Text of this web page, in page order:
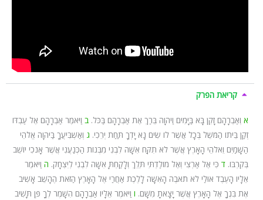
קריאת הפרק
א וְאַבְרָהָם זָקֵן בָּא בַּיָּמִים וַיהוָה בֵּרַךְ אֶת אַבְרָהָם בַּכֹּל. ב וַיֹּאמֶר אַבְרָהָם אֶל עַבְדּוֹ
זְקַן בֵּיתוֹ הַמֹּשֵׁל בְּכָל אֲשֶׁר לוֹ שִׂים נָא יָדְךָ תַּחַת יְרֵכִי. ג וְאַשְׁבִּיעֲךָ בַּיהוָה אֱלֹהֵי
הַשָּׁמַיִם וֵאלֹהֵי הָאָרֶץ אֲשֶׁר לֹא תִקַּח אִשָּׁה לִבְנִי מִבְּנוֹת הַכְּנַעֲנִי אֲשֶׁר אָנֹכִי יוֹשֵׁב
בְּקִרְבּוֹ. ד כִּי אֶל אַרְצִי וְאֶל מוֹלַדְתִּי תֵּלֵךְ וְלָקַחְתָּ אִשָּׁה לִבְנִי לְיִצְחָק. ה וַיֹּאמֶר
אֵלָיו הָעֶבֶד אוּלַי לֹא תֹאבֶה הָאִשָּׁה לָלֶכֶת אַחֲרַי אֶל הָאָרֶץ הַזֹּאת הֶהָשֵׁב אָשִׁיב
אֶת בִּנְךָ אֶל הָאָרֶץ אֲשֶׁר יָצָאתָ מִשָּׁם. ו וַיֹּאמֶר אֵלָיו אַבְרָהָם הִשָּׁמֶר לְךָ פֶּן תָּשִׁיב